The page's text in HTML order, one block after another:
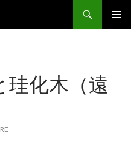
珪化木（遠